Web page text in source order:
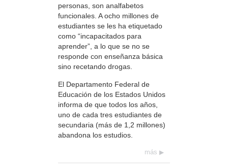
personas, son analfabetos
funcionales. A ocho millones de
estudiantes se les ha etiquetado
como “incapacitados para
aprender”, a lo que se no se
responde con enseñanza básica
sino recetando drogas.
El Departamento Federal de
Educación de los Estados Unidos
informa de que todos los años,
uno de cada tres estudiantes de
secundaria (más de 1,2 millones)
abandona los estudios.
más